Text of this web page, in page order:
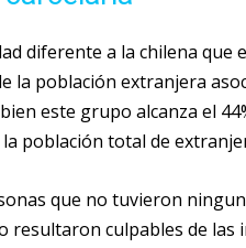
diferente a la chilena que
la población extranjera
este grupo alcanza el
población total de
que no tuvieron
resultaron culpables de las